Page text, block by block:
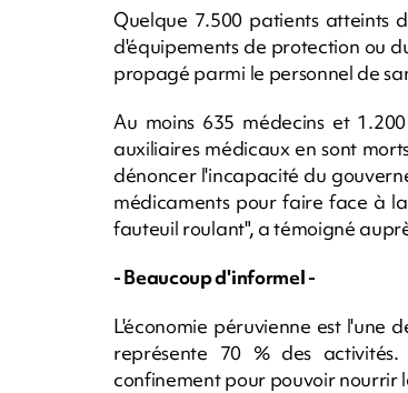
Quelque 7.500 patients atteints
d'équipements de protection ou
propagé parmi le personnel de
Au moins 635 médecins et
auxiliaires médicaux en sont
dénoncer l'incapacité du
médicaments pour faire face à
fauteuil roulant", a témoigné
- Beaucoup d'informel -
L'économie péruvienne est l'une
représente 70 % des
confinement pour pouvoir nourrir